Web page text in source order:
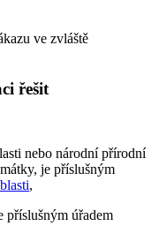
ve zvláště
řešit
nebo národní přírodní
je příslušným
,
příslušným úřadem